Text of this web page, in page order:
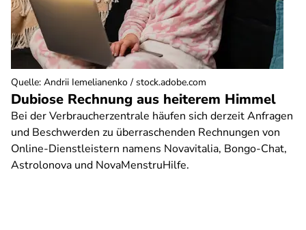
Dubiose Rechnung aus heiterem Himmel
Bei der Verbraucherzentrale häufen sich derzeit Anfragen
und Beschwerden zu überraschenden Rechnungen von
Online-Dienstleistern namens Novavitalia, Bongo-Chat,
Astrolonova und NovaMenstruHilfe.
Quelle: Andrii Iemelianenko / stock.adobe.com